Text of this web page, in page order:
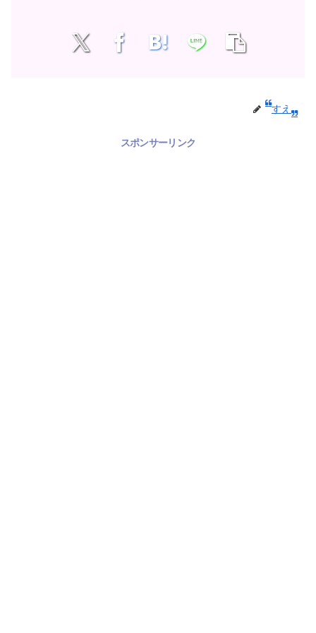
すえ
スポンサーリンク